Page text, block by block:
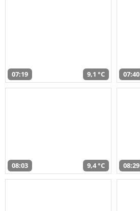
07:19 9,1 °C 07:40
08:03 9,4 °C 08:29